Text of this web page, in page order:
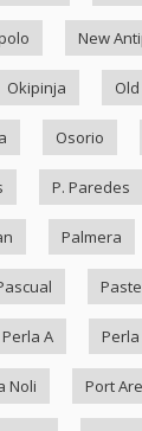
New
Okipinja
Osorio
P. Paredes
Palmera
Paste
Perla A Perla
Noli Port